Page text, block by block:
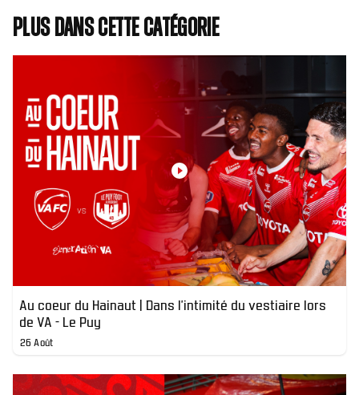
Plus dans cette catégorie
Au coeur du Hainaut | Dans l'intimité du vestiaire lors
de VA - Le Puy
26 Août